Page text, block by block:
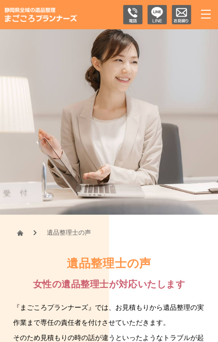
遺品整理士の声
遺品整理士の声
女性の遺品整理士が対応いたします
『まごころプランナーズ』では、お見積もりから遺品整理の実
作業まで専任の責任者を付けさせていただきます。
そのため見積もりの時の話が違うといったようなトラブルが起